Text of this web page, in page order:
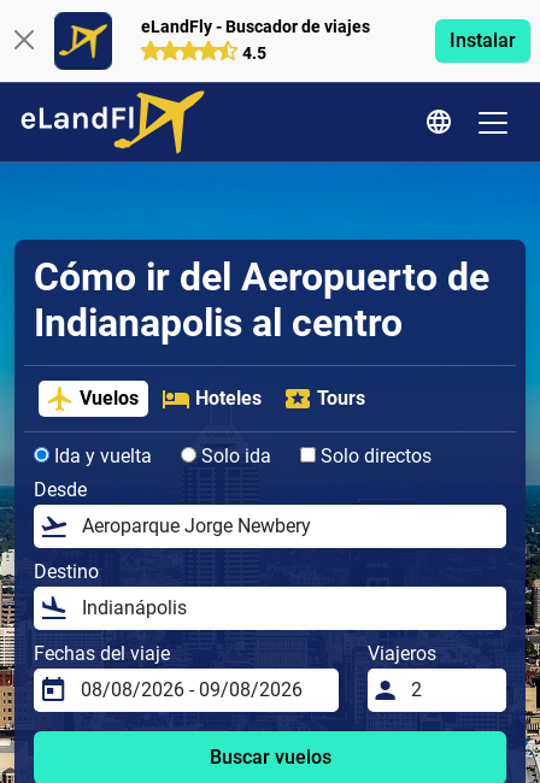
eLandFly - Buscador de viajes
4.5
Instalar
Cómo ir del Aeropuerto de
Indianapolis al centro
Vuelos Hoteles Tours
Ida y vuelta Solo ida
Solo directos
Desde
Destino
Fechas del viaje Viajeros
Buscar vuelos